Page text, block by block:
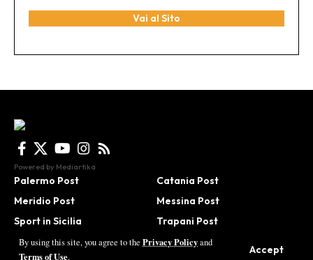
By using this site, you agree to the Privacy Policyand
Terms of Use.
Accept
Vai al Sito
Powered by Mediartika
Palermo Post
Meridio Post
Sport in Sicilia
Agrigento Post
Catania Post
Messina Post
Trapani Post
Be in Sicily